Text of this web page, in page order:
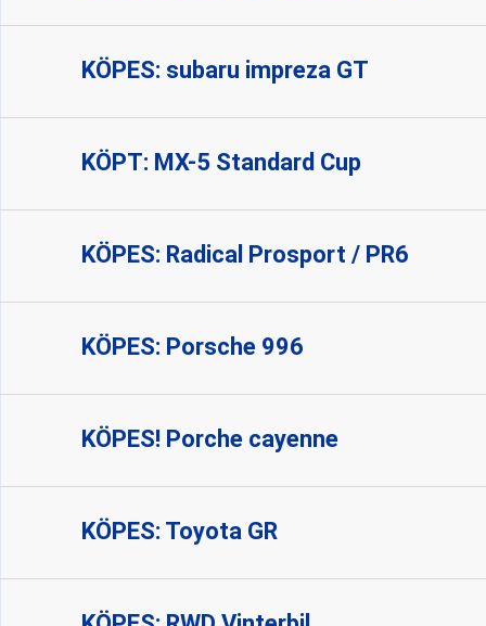
KÖPES: subaru impreza GT
KÖPT: MX-5 Standard Cup
KÖPES: Radical Prosport / PR6
KÖPES: Porsche 996
KÖPES! Porche cayenne
KÖPES: Toyota GR